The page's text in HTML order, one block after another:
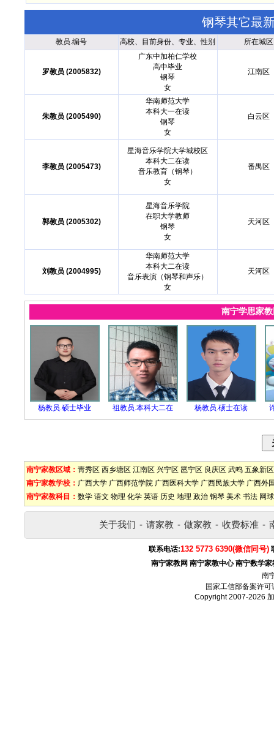
钢琴其它最
教员.编号 高校、目前身份、专业、性别 所在城区
罗教员 (2005832)
广东中加柏仁学校
高中毕业
钢琴
女
江南区
朱教员 (2005490)
华南师范大学
本科大一在读
钢琴
女
白云区
李教员 (2005473)
星海音乐学院大学城校区
本科大二在读
音乐教育（钢琴）
女
番禺区
郭教员 (2005302)
星海音乐学院
在职大学教师
钢琴
女
天河区
刘教员 (2004995)
华南师范大学
本科大二在读
音乐表演（钢琴和声乐）
女
天河区
南宁学思家
杨教员.硕士毕业 祖教员.本科大二在 杨教员.硕士在读
南宁家教区域： 靑秀区 西乡塘区 江南区 兴宁区 邕宁区 良庆区 武鸣 五象新区
南宁家教学校： 广西大学 广西师范学院 广西医科大学 广西民族大学 广西外
南宁家教科目： 数学 语文 物理 化学 英语 历史 地理 政治 钢琴 美术 书法 网球
关于我们 - 请家教 - 做家教 - 收费标准 -
联系电话:132 5773 6390(微信同号)
南宁家教网 南宁家教中心 南宁数学家
南
国家工信部备案许可
Copyright 2007-2026